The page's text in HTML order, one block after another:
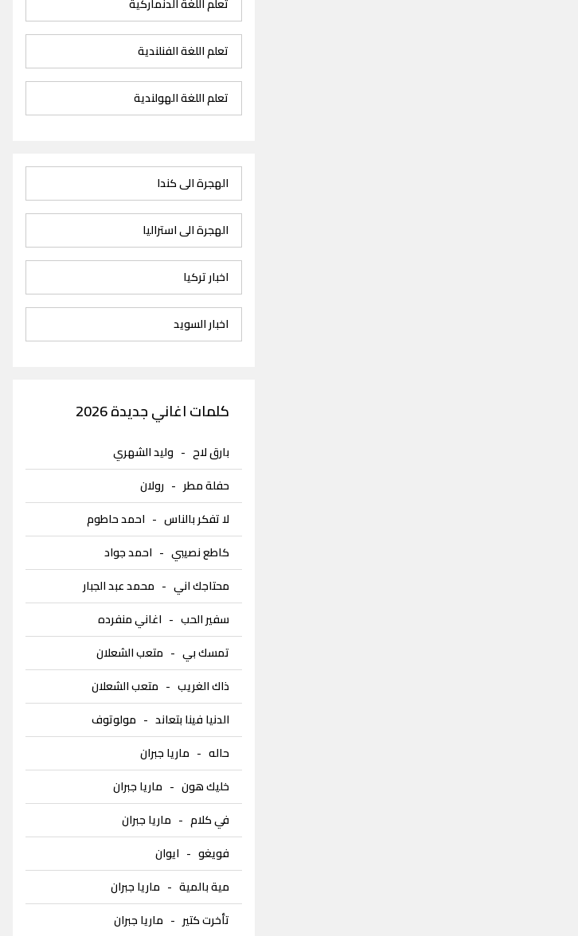
تعلم اللغة الفنلندية
تعلم اللغة الهولندية
الهجرة الى كندا
الهجرة الى استراليا
اخبار تركيا
اخبار السويد
كلمات اغاني جديدة 2026
بارق لاح- وليد الشهري
حفلة مطر - رولان
لا تفكر بالناس- احمد حاطوم
كاطع نصيبي- احمد جواد
محتاجك اني- محمد عبد الجبار
سفير الحب- اغاني منفرده
تمسك بي- متعب الشعلان
ذاك الغريب- متعب الشعلان
الدنيا فينا بتعاند- مولوتوف
حاله- ماريا جبران
خليك هون- ماريا جبران
في كلام- ماريا جبران
فويغو- ايوان
مية بالمية- ماريا جبران
تأخرت كتير - ماريا جبران